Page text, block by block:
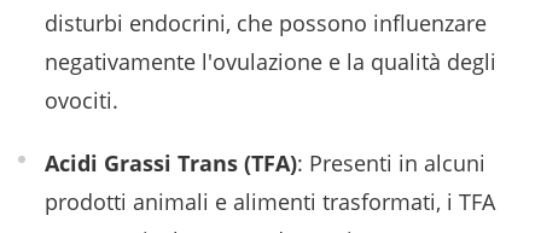
disturbi endocrini, che possono influenzare
negativamente l'ovulazione e la qualità degli
ovociti. ​
Acidi Grassi Trans (TFA): Presenti in alcuni
prodotti animali e alimenti trasformati, i TFA